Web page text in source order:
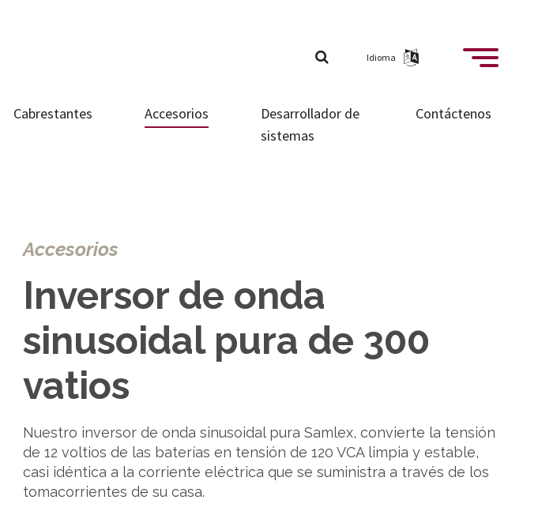
Cabrestantes Accesorios
Desarrollador de
sistemas
Contáctenos
Idioma
Accesorios
Inversor de onda
sinusoidal pura de 300
vatios
Nuestro inversor de onda sinusoidal pura Samlex, convierte la tensión
de 12 voltios de las baterías en tensión de 120 VCA limpia y estable,
casi idéntica a la corriente eléctrica que se suministra a través de los
tomacorrientes de su casa.